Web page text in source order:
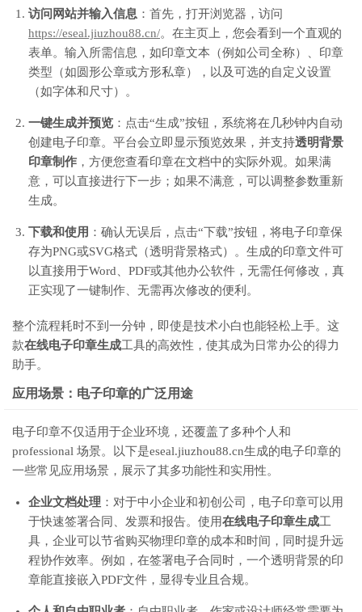
访问网站并输入信息 ：首先，打开浏览器，访问
https://eseal.jiuzhou88.cn/。在主页上，您会看到一个直观的
表单。输入所需信息，如印章文本（例如公司全称）、印章
类型（如圆形公章或方形私章），以及可选的自定义设置
（如字体和尺寸）。
一键生成并预览 ：点击“生成”按钮，系统将在几秒钟内自动
创建电子印章。平台会立即显示预览效果，并支持透明背景
印章制作 ，方便您查看印章在文档中的实际外观。如果满
意，可以直接进行下一步；如果不满意，可以调整参数重新
生成。
下载和使用 ：确认无误后，点击“下载”按钮，将电子印章保
存为PNG或SVG格式（透明背景格式）。生成的印章文件可
以直接用于Word、PDF或其他办公软件，无需任何修改，真
正实现了一键制作、无需再次修改的便利。
整个流程耗时不到一分钟，即使是技术小白也能轻松上手。这
款在线电子印章生成工具的高效性，使其成为日常办公的得力
助手。
应用场景：电子印章的广泛用途
电子印章不仅适用于企业环境，还覆盖了多种个人和
professional 场景。以下是eseal.jiuzhou88.cn生成的电子印章的
一些常见应用场景，展示了其多功能性和实用性。
企业文档处理 ：对于中小企业和初创公司，电子印章可以用
于快速签署合同、发票和报告。使用在线电子印章生成工
具，企业可以节省购买物理印章的成本和时间，同时提升远
程协作效率。例如，在签署电子合同时，一个透明背景的印
章能直接嵌入PDF文件，显得专业且合规。